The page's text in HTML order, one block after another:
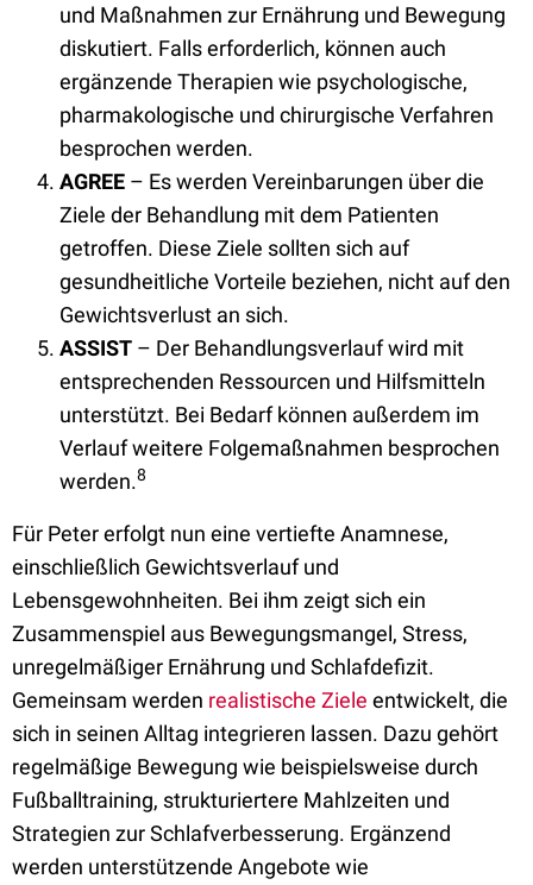
und Maßnahmen zur Ernährung und Bewegung
diskutiert. Falls erforderlich, können auch
ergänzende Therapien wie psychologische,
pharmakologische und chirurgische Verfahren
besprochen werden.
AGREE – Es werden Vereinbarungen über die
Ziele der Behandlung mit dem Patienten
getroffen. Diese Ziele sollten sich auf
gesundheitliche Vorteile beziehen, nicht auf den
Gewichtsverlust an sich.
ASSIST – Der Behandlungsverlauf wird mit
entsprechenden Ressourcen und Hilfsmitteln
unterstützt. Bei Bedarf können außerdem im
Verlauf weitere Folgemaßnahmen besprochen
werden.8
Für Peter erfolgt nun eine vertiefte Anamnese,
einschließlich Gewichtsverlauf und
Lebensgewohnheiten. Bei ihm zeigt sich ein
Zusammenspiel aus Bewegungsmangel, Stress,
unregelmäßiger Ernährung und Schlafdefizit.
Gemeinsam werden realistische Ziele entwickelt, die
sich in seinen Alltag integrieren lassen. Dazu gehört
regelmäßige Bewegung wie beispielsweise durch
Fußballtraining, strukturiertere Mahlzeiten und
Strategien zur Schlafverbesserung. Ergänzend
werden unterstützende Angebote wie